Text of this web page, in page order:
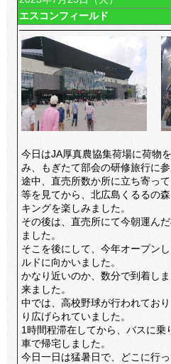
エスコンフィールド
今日はJA厚真農協集荷場に荷物
み、もぎたて部会の研修旅行に参
途中、直売所数か所に立ち寄っ
等を見てから、北広島くるるの
キングを楽しみました。
その後は、直売所にて今朝運ん
ました。
そこを後にして、今年オープン
ルドに向かいました。
かなり近いのか、数分で到着し
来ました。
中では、高校野球が行われてお
り広げられていました。
1時間程滞在してから、バスに乗
車で帰宅しました。
今日一日は猛暑日で、どこに行